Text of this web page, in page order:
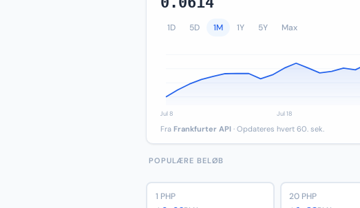
1D 5D 1M 1Y 5Y Max
Fra Frankfurter API · Opdateres hvert 60. sek.
POPULÆRE BELØB
1 PHP 20 PHP